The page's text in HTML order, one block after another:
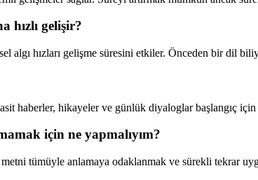
hızlı gelişir?
algı hızları gelişme süresini etkiler. Önceden bir dil
haberler, hikayeler ve günlük diyaloglar başlangıç
için ne yapmalıyım?
metni tümüyle anlamaya odaklanmak ve sürekli tekrar